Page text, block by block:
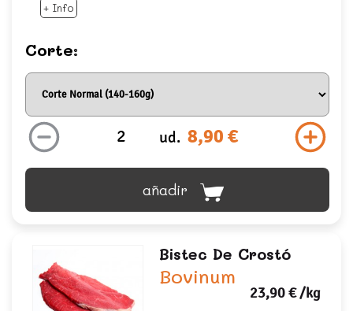
+ Info
Corte:
ud. 8,90 €
añadir
Bistec De Crostó
Bovinum
23,90 €/kg